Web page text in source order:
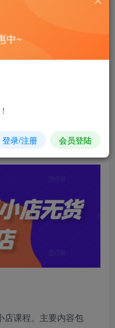
后购买，可保存购买订单
月)
店课程。主要内容包
中~
登录/注册 会员登陆